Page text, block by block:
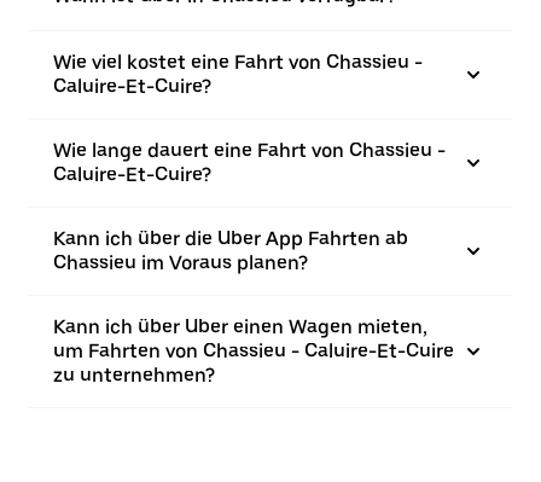
Wie viel kostet eine Fahrt von Chassieu -
Caluire-Et-Cuire?
Wie lange dauert eine Fahrt von Chassieu -
Caluire-Et-Cuire?
Kann ich über die Uber App Fahrten ab
Chassieu im Voraus planen?
Kann ich über Uber einen Wagen mieten,
um Fahrten von Chassieu - Caluire-Et-Cuire
zu unternehmen?